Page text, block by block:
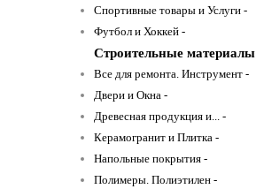
Спортивные товары и Услуги -
Футбол и Хоккей -
Строительные материалы
Все для ремонта. Инструмент -
Двери и Окна -
Древесная продукция и... -
Керамогранит и Плитка -
Напольные покрытия -
Полимеры. Полиэтилен -